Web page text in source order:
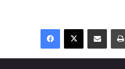
Facebook
X Enviar vía email